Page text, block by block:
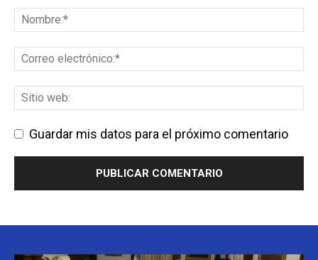
Guardar mis datos para el próximo comentario